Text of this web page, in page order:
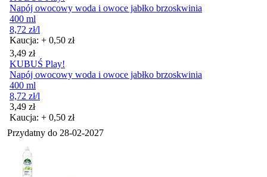
Napój owocowy woda i owoce jabłko brzoskwinia
400 ml
8,72 zł/l
Kaucja: + 0,50 zł
Cena
3,49 zł
KUBUŚ Play!
Napój owocowy woda i owoce jabłko brzoskwinia
400 ml
8,72 zł/l
Cena
3,49 zł
Kaucja: + 0,50 zł
Przydatny do 28-02-2027